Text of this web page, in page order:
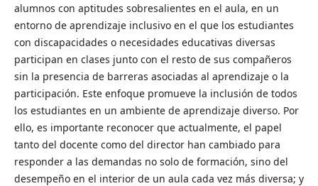
alumnos con aptitudes sobresalientes en el aula, en un
entorno de aprendizaje inclusivo en el que los estudiantes
con discapacidades o necesidades educativas diversas
participan en clases junto con el resto de sus compañeros
sin la presencia de barreras asociadas al aprendizaje o la
participación. Este enfoque promueve la inclusión de todos
los estudiantes en un ambiente de aprendizaje diverso. Por
ello, es importante reconocer que actualmente, el papel
tanto del docente como del director han cambiado para
responder a las demandas no solo de formación, sino del
desempeño en el interior de un aula cada vez más diversa; y